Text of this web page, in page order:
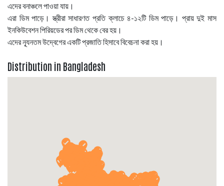
এদের বনাঞ্চলে পাওয়া যায়।
এরা ডিম পাড়ে। স্ত্রীরা সাধারণত প্রতি ক্লাচে ৪-১২টি ডিম পাড়ে। প্রায় দুই মাস
ইনকিউবেশন পিরিয়ডের পর ডিম থেকে বের হয়।
এদের ন্যূনতম উদ্বেগের একটি প্রজাতি হিসাবে বিবেচনা করা হয়।
Distribution in Bangladesh